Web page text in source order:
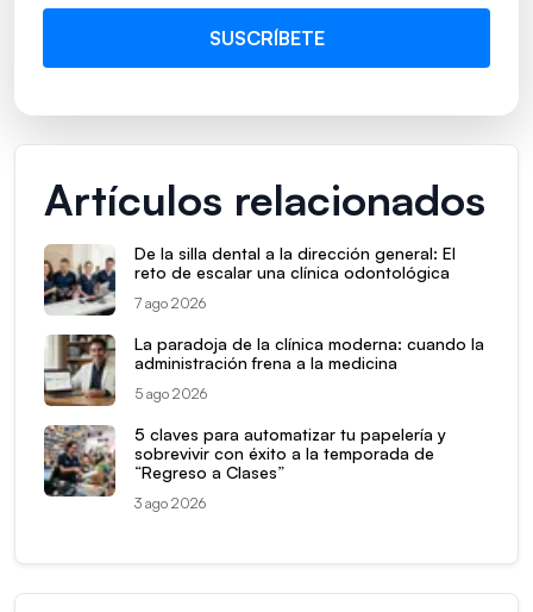
Artículos relacionados
De la silla dental a la dirección general: El
reto de escalar una clínica odontológica
7 ago 2026
La paradoja de la clínica moderna: cuando la
administración frena a la medicina
5 ago 2026
5 claves para automatizar tu papelería y
sobrevivir con éxito a la temporada de
“Regreso a Clases”
3 ago 2026